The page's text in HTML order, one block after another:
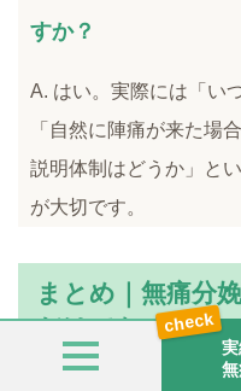
すか？
A. はい。実際には「い
「自然に陣痛が来た場
説明体制はどうか」と
が大切です。
まとめ｜無痛分
だけでなく「い
認しよう